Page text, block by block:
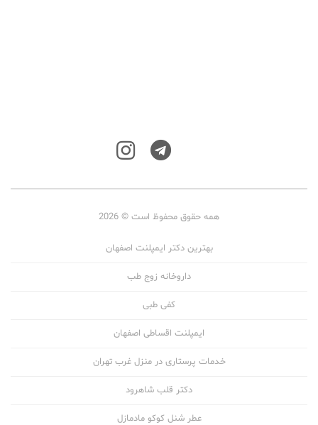
همه حقوق محفوظ است © 2026
بهترین دکتر ایمپلنت اصفهان
داروخانه زوج طب
کفی طبی
ایمپلنت اقساطی اصفهان
خدمات پرستاری در منزل غرب تهران
دکتر قلب شاهرود
عطر شنل کوکو مادمازل